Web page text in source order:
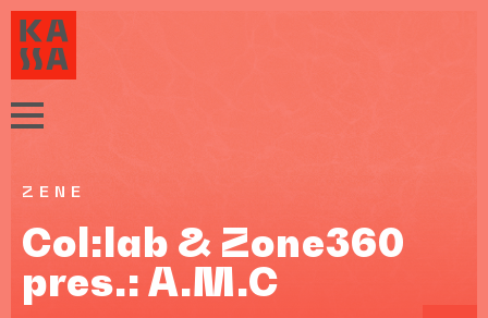
ZENE
Col:lab & Zone360
pres.: A.M.C